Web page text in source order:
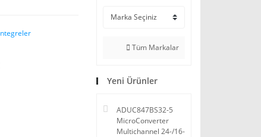
Tüm Markalar
Yeni Ürünler
ADUC847BS32-5
MicroConverter
Multichannel 24-/16-